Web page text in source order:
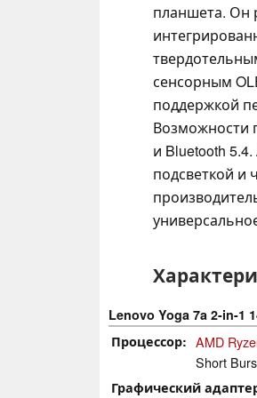
планшета. Он
сенсорным
поддержкой
Возможности
и Bluetooth
подсветкой
Lenovo Yoga 7a 2-in-1
Процессор
AMD
Short
Графический